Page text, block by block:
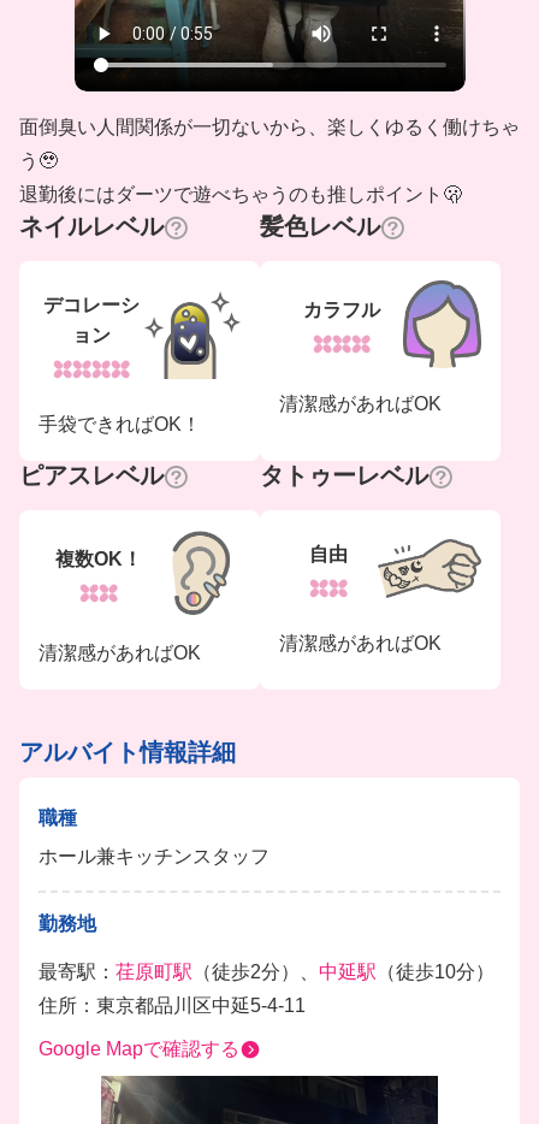
面倒臭い人間関係が一切ないから、楽しくゆるく働けちゃ
う🥹
退勤後にはダーツで遊べちゃうのも推しポイント🫢
ネイルレベル
デコレーシ
ョン
手袋できればOK！
髪色レベル
カラフル
清潔感があればOK
ピアスレベル
複数OK！
清潔感があればOK
タトゥーレベル
自由
清潔感があればOK
アルバイト情報詳細
職種
ホール兼キッチンスタッフ
勤務地
最寄駅： 荏原町駅 （徒歩2分）、 中延駅 （徒歩10分）
住所：東京都品川区中延5-4-11
Google Mapで確認する